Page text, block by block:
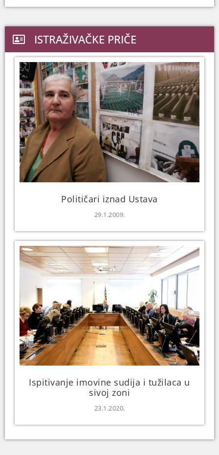
ISTRAŽIVAČKE PRIČE
Političari iznad Ustava
29.1.2009.
Ispitivanje imovine sudija i tužilaca u
sivoj zoni
23.1.2020.